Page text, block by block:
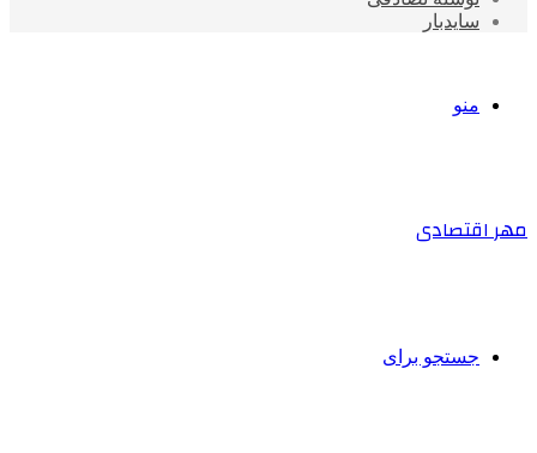
سایدبار
منو
مهر اقتصادی
جستجو برای